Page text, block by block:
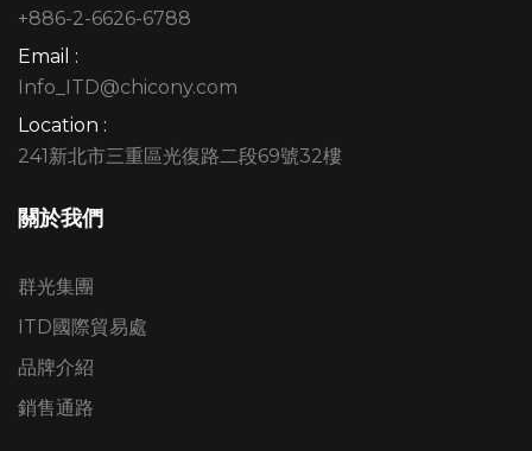
+886-2-6626-6788
Email :
Info_ITD@chicony.com
Location :
241新北市三重區光復路二段69號32樓
關於我們
群光集團
ITD國際貿易處
品牌介紹
銷售通路